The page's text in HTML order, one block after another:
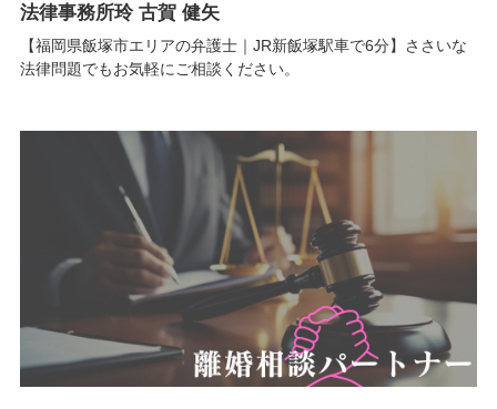
法律事務所玲 古賀 健矢
【福岡県飯塚市エリアの弁護士｜JR新飯塚駅車で6分】ささいな
法律問題でもお気軽にご相談ください。